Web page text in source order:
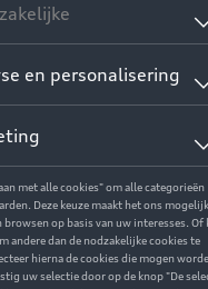
Sport Collectie >Audi
140